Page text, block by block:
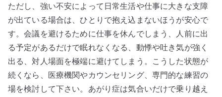
ただし、強い不安によって日常生活や仕事に大きな支障
が出ている場合は、ひとりで抱え込まないほうが安心で
す。会議を避けるために仕事を休んでしまう、人前に出
る予定があるだけで眠れなくなる、動悸や吐き気が強く
出る、対人場面を極端に避けてしまう。こうした状態が
続くなら、医療機関やカウンセリング、専門的な練習の
場を検討して下さい。あがり症は気合いだけで乗り越え